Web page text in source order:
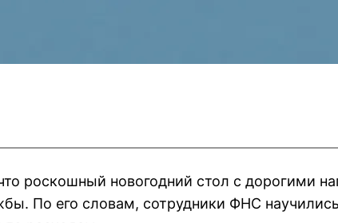
роскошный новогодний стол с дорогими
По его словам, сотрудники ФНС